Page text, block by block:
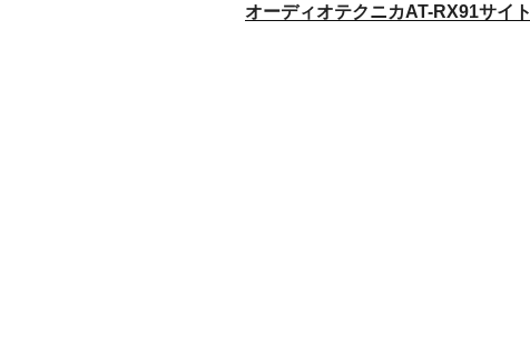
オーディオテクニカAT-RX91サイト